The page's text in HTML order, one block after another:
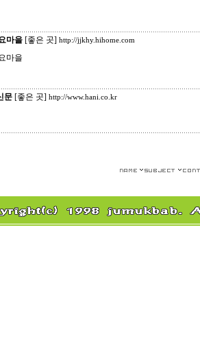
마을 [좋은 곳] http://jjkhy.hihome.com
마을
문 [좋은 곳] http://www.hani.co.kr